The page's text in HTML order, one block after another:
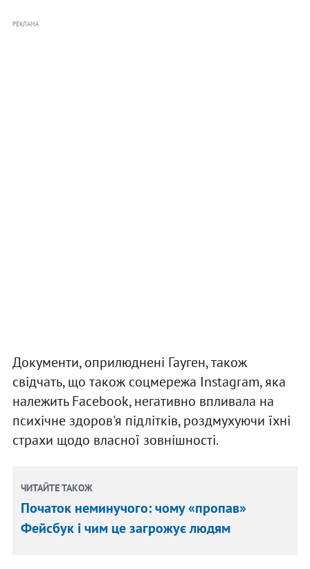
РЕКЛАМА
Документи, оприлюднені Гауген, також
свідчать, що також соцмережа Instagram, яка
належить Facebook, негативно впливала на
психічне здоров'я підлітків, роздмухуючи їхні
страхи щодо власної зовнішності.
ЧИТАЙТЕ ТАКОЖ
Початок неминучого: чому «пропав»
Фейсбук і чим це загрожує людям